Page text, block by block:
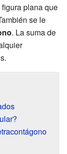
plana que
se le
. La suma de